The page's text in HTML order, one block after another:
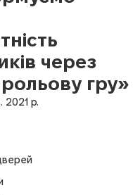
через
гру»
2021 р.